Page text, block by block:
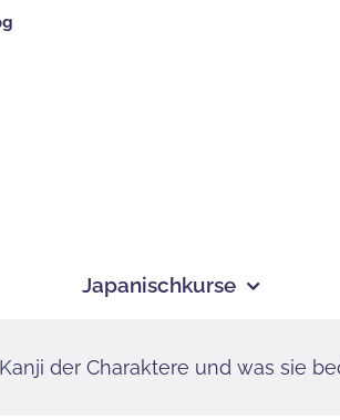
Japanischkurse
der Charaktere und was sie